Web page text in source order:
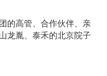
的高管、合作伙伴、亲
龙胤、泰禾的北京院子